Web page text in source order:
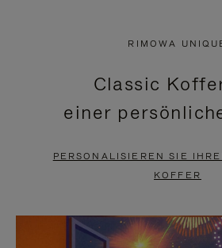
PAUSIERT,
BITTE
DRÜCKEN
KLICKEN
SIE
ZUM
AUFHEBEN
RIMOWA
Classic
einer
PERSONALISIEREN SIE
KOFFER